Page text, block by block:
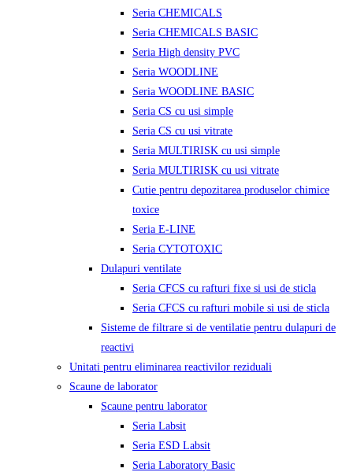
Seria CHEMICALS
Seria CHEMICALS BASIC
Seria High density PVC
Seria WOODLINE
Seria WOODLINE BASIC
Seria CS cu usi simple
Seria CS cu usi vitrate
Seria MULTIRISK cu usi simple
Seria MULTIRISK cu usi vitrate
Cutie pentru depozitarea produselor chimice
toxice
Seria E-LINE
Seria CYTOTOXIC
Dulapuri ventilate
Seria CFCS cu rafturi fixe si usi de sticla
Seria CFCS cu rafturi mobile si usi de sticla
Sisteme de filtrare si de ventilatie pentru dulapuri de
reactivi
Unitati pentru eliminarea reactivilor reziduali
Scaune de laborator
Scaune pentru laborator
Seria Labsit
Seria ESD Labsit
Seria Laboratory Basic